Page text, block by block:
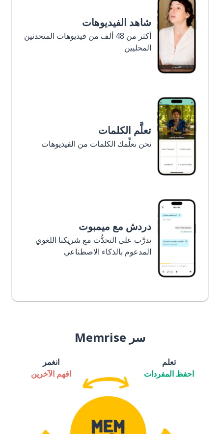
شاهد الفيديوهات
أكثر من 48 ألف من فيديوهات المتحدثين
المحليين
تعلَّم الكلمات
نحن نعلِّمك الكلمات من الفيديوهات
دردش مع ميمبوت
تدرَّب على التحدُّث مع شريكنا اللغوي
المدعوم بالذكاء الاصطناعي
سر Memrise
تعلم
احفظ المفردات
انغمر
افهم الآخرين